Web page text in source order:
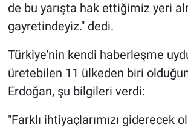
de bu yarışta hak ettiğimiz yeri
gayretindeyiz." dedi.
Türkiye'nin kendi haberleşme
üretebilen 11 ülkeden biri
Erdoğan, şu bilgileri verdi:
"Farklı ihtiyaçlarımızı giderecek